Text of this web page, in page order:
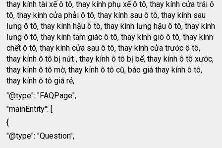
thay kính tài xế ô tô, thay kính phụ xế ô tô, thay kính cửa trái ô
tô, thay kính cửa phải ô tô, thay kính sau ô tô, thay kính sau
lưng ô tô, thay kính hậu ô tô, thay kính lưng hậu ô tô, thay kính
lưng ô tô, thay kính tam giác ô tô, thay kính gió ô tô, thay kính
chết ô tô, thay kính cửa sau ô tô, thay kính cửa trước ô tô,
thay kính ô tô bị nứt , thay kính ô tô bị bể, thay kính ô tô xước,
thay kính ô tô mờ, thay kính ô tô cũ, báo giá thay kính ô tô,
thay kính ô tô giá rẻ,
"@type": "FAQPage",
"mainEntity": [
{
"@type": "Question",